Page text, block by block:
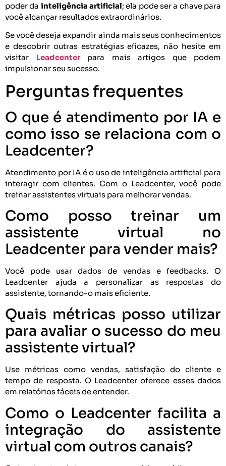
poder da inteligência artificial; ela pode ser a chave para
você alcançar resultados extraordinários.
Se você deseja expandir ainda mais seus conhecimentos
e descobrir outras estratégias eficazes, não hesite em
visitar Leadcenter
para mais artigos que podem
impulsionar seu sucesso.
Perguntas frequentes
O que é atendimento por IA e
como isso se relaciona com o
Leadcenter?
Atendimento por IA é o uso de inteligência artificial para
interagir com clientes. Com o Leadcenter, você pode
treinar assistentes virtuais para melhorar vendas.
Como posso treinar um
assistente virtual no
Leadcenter para vender mais?
Você pode usar dados de vendas e feedbacks. O
Leadcenter ajuda a personalizar as respostas do
assistente, tornando-o mais eficiente.
Quais métricas posso utilizar
para avaliar o sucesso do meu
assistente virtual?
Use métricas como vendas, satisfação do cliente e
tempo de resposta. O Leadcenter oferece esses dados
em relatórios fáceis de entender.
Como o Leadcenter facilita a
integração do assistente
virtual com outros canais?